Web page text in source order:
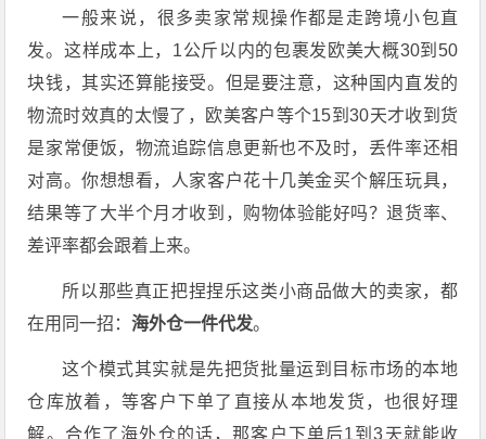
一般来说，很多卖家常规操作都是走跨境小包直
发。这样成本上，1公斤以内的包裹发欧美大概30到50
块钱，其实还算能接受。但是要注意，这种国内直发的
物流时效真的太慢了，欧美客户等个15到30天才收到货
是家常便饭，物流追踪信息更新也不及时，丢件率还相
对高。你想想看，人家客户花十几美金买个解压玩具，
结果等了大半个月才收到，购物体验能好吗？退货率、
差评率都会跟着上来。
所以那些真正把捏捏乐这类小商品做大的卖家，都
在用同一招：海外仓一件代发。
这个模式其实就是先把货批量运到目标市场的本地
仓库放着，等客户下单了直接从本地发货，也很好理
解。合作了海外仓的话，那客户下单后1到3天就能收